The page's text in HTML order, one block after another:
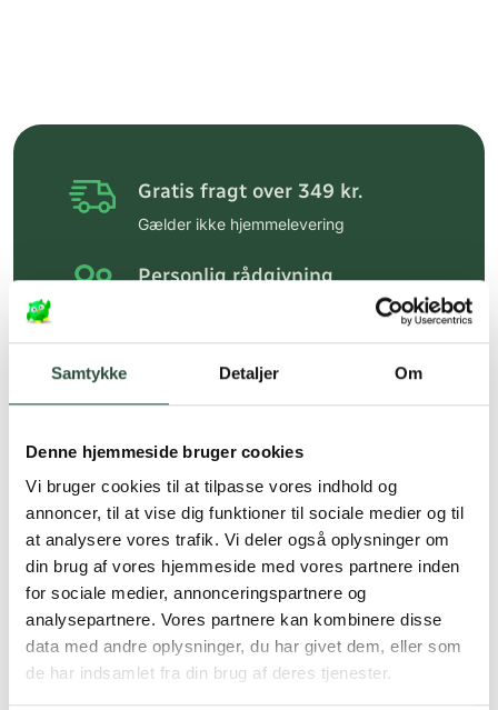
Samtykke Detaljer Om
Denne hjemmeside bruger cookies
Vi bruger cookies til at tilpasse vores indhold og
annoncer, til at vise dig funktioner til sociale medier og til
at analysere vores trafik. Vi deler også oplysninger om
din brug af vores hjemmeside med vores partnere inden
for sociale medier, annonceringspartnere og
analysepartnere. Vores partnere kan kombinere disse
data med andre oplysninger, du har givet dem, eller som
de har indsamlet fra din brug af deres tjenester.
Gratis fragt over 349 kr.
Gælder ikke hjemmelevering
Personlig rådgivning
Hurtig levering (30 min. i Kbh)
Faste lave priser*
*Gælder ikke ernæringsprodukter.
Stort udvalg af kendte
produkter
Vi tilbyder et stort udvalg af kendte
cremer, vitaminer og andre spændende
produkter – altid til fast lav pris.
Læs mere om Uglecare.dk her